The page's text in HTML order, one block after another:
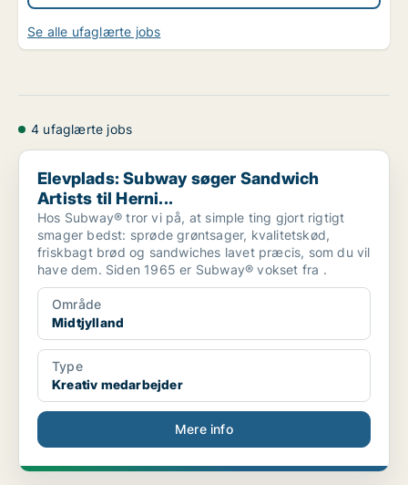
Se alle ufaglærte jobs
4 ufaglærte jobs
Elevplads: Subway søger Sandwich Artists til Herni...
Elevplads: Subway søger Sandwich
Artists til Herni...
Hos Subway® tror vi på, at simple ting gjort rigtigt
smager bedst: sprøde grøntsager, kvalitetskød,
friskbagt brød og sandwiches lavet præcis, som du vil
have dem. Siden 1965 er Subway® vokset fra .
Område
Midtjylland
Type
Kreativ medarbejder
Mere info